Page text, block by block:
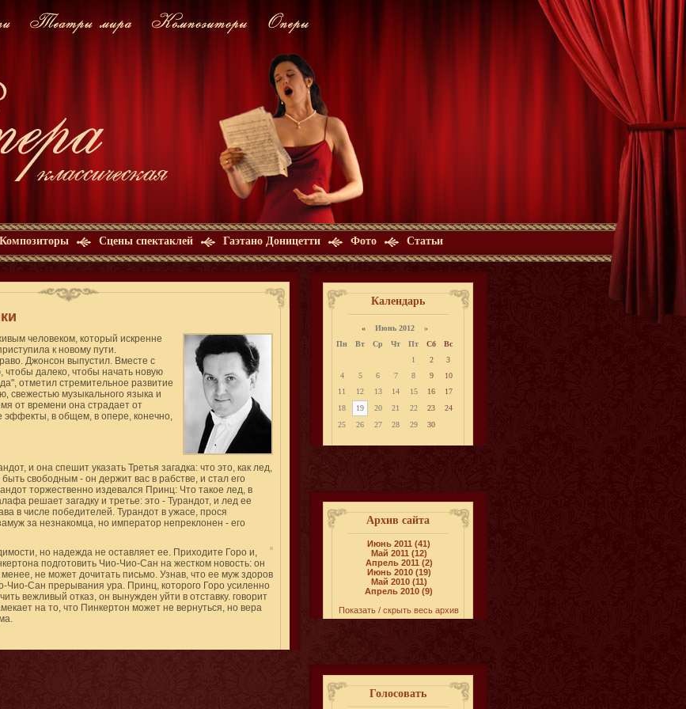
Композиторы Сцены спектаклей Гаэтано Доницетти Фото Статьи
человеком, который искренне
к новому пути.
Джонсон выпустил. Вместе с
далеко, чтобы начать новую
отметил стремительное развитие
свежестью музыкального языка и
от времени она страдает от
эффекты, в общем, в опере, конечно,
и она спешит указать Третья загадка: что это, как лед,
свободным - он держит вас в рабстве, и стал его
торжественно издевался Принц: Что такое лед, в
решает загадку и третье: это - Турандот, и лед ее
в числе победителей. Турандот в ужасе, прося
за незнакомца, но император непреклонен - его
но надежда не оставляет ее. Приходите Горо и,
подготовить Чио-Чио-Сан на жестком новость: он
не может дочитать письмо. Узнав, что ее муж здоров
Чио-Сан прерывания ура. Принц, которого Горо усиленно
вежливый отказ, он вынужден уйти в отставку. говорит
на то, что Пинкертон может не вернуться, но вера
Календарь
«Июнь 2012 »
Пн
Вт Ср Чт Пт Сб
Вс
1
2
3
4
5 6 7 8 9
10
11
12 13 14 15 16
17
18
19 20 21 22 23
24
25
26 27 28 29 30
Архив сайта
Июнь 2011 (41)
Май 2011 (12)
Апрель 2011 (2)
Июнь 2010 (19)
Май 2010 (11)
Апрель 2010 (9)
Показать / скрыть весь архив
Голосовать